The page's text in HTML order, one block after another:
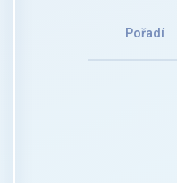
Pořadí